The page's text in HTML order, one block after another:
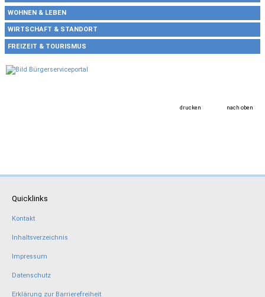
WOHNEN & LEBEN
WIRTSCHAFT & STANDORT
FREIZEIT & TOURISMUS
drucken nach oben
Quicklinks
Kontakt
Inhaltsverzeichnis
Impressum
Datenschutz
Erklärung zur Barrierefreiheit